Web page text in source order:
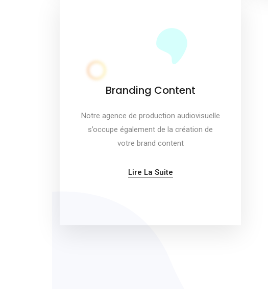
Branding Content
Notre agence de production audiovisuelle
s’occupe également de la création de
votre brand content
Lire La Suite